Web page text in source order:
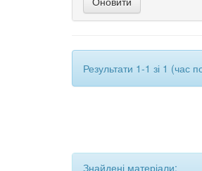
Результати 1-1 зі 1 (час
Знайдені матеріали: